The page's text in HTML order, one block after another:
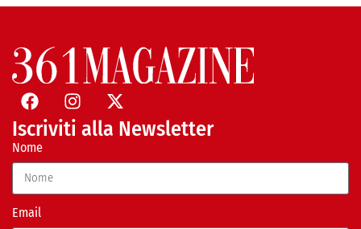
Iscriviti alla Newsletter
Nome
Email